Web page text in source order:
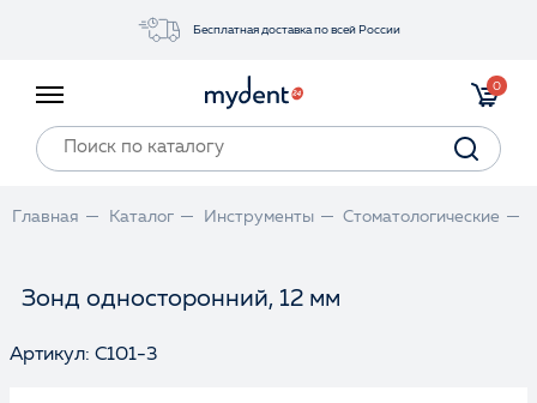
Бесплатная доставка по всей России
Прайс-лист
0
Главная Каталог Инструменты Стоматологические
Зонд односторонний, 12 мм
Артикул: С101-3